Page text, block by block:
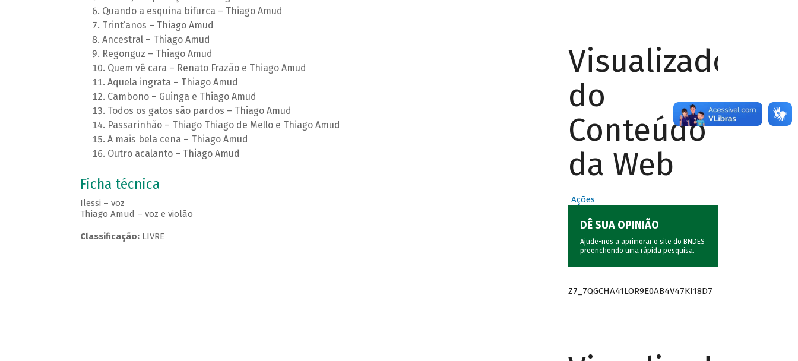
Quando a esquina bifurca – Thiago Amud
Trint’anos – Thiago Amud
Ancestral – Thiago Amud
Regonguz – Thiago Amud
Quem vê cara – Renato Frazão e Thiago Amud
Aquela ingrata – Thiago Amud
Cambono – Guinga e Thiago Amud
Todos os gatos são pardos – Thiago Amud
Passarinhão – Thiago Thiago de Mello e Thiago Amud
A mais bela cena – Thiago Amud
Outro acalanto – Thiago Amud
Ficha técnica
Ilessi – voz
Thiago Amud – voz e violão
Classificação: LIVRE
Visualizador
do
Conteúdo
da Web
Ações
DÊ SUA OPINIÃO
Ajude-nos a aprimorar o site do BNDES
preenchendo uma rápida pesquisa.
Z7_7QGCHA41LOR9E0AB4V47KI18D7